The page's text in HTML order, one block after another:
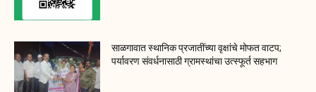
साळगावात स्थानिक प्रजातींच्या वृक्षांचे मोफत वाटप;
पर्यावरण संवर्धनासाठी ग्रामस्थांचा उत्स्फूर्त सहभाग